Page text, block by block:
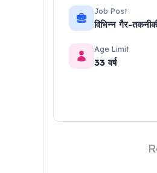
Job Post
विभिन्न गैर-
Age Limit
33 वर्ष